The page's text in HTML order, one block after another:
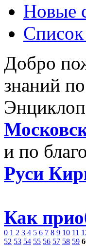
Новые
Добро
знаний
и по
Руси
Как
0 1 2 3 4 5 6 7 8 9 10 11
52 53 54 55 56 57 58 59